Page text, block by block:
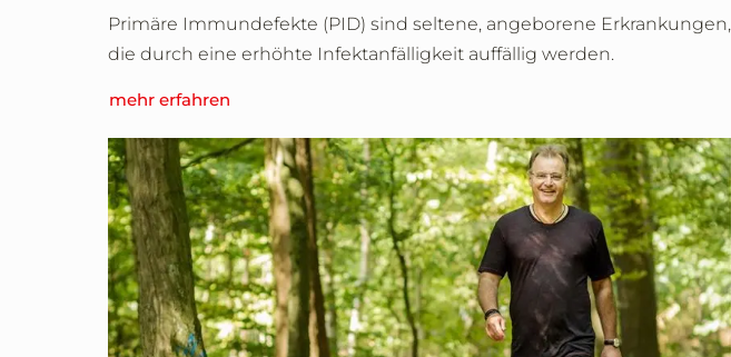
Primäre Immundefekte (PID) sind seltene, angeborene Erkrankungen,
die durch eine erhöhte Infektanfälligkeit auffällig werden.
mehr erfahren